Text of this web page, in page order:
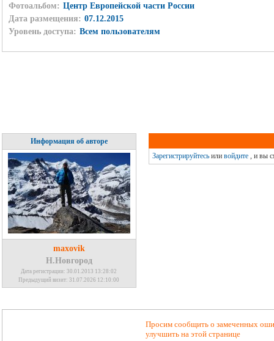
Фотоальбом: Центр Европейской части России
Дата размещения: 07.12.2015
Уровень доступа: Всем пользователям
Информация об авторе
maxovik
Н.Новгород
Дата регистрации: 30.01.2013 13:28:02
Предыдущий визит: 31.07.2026 12:10:00
Зарегистрируйтесьили войдите, и вы
Просим сообщить о замеченных
улучшить на этой странице